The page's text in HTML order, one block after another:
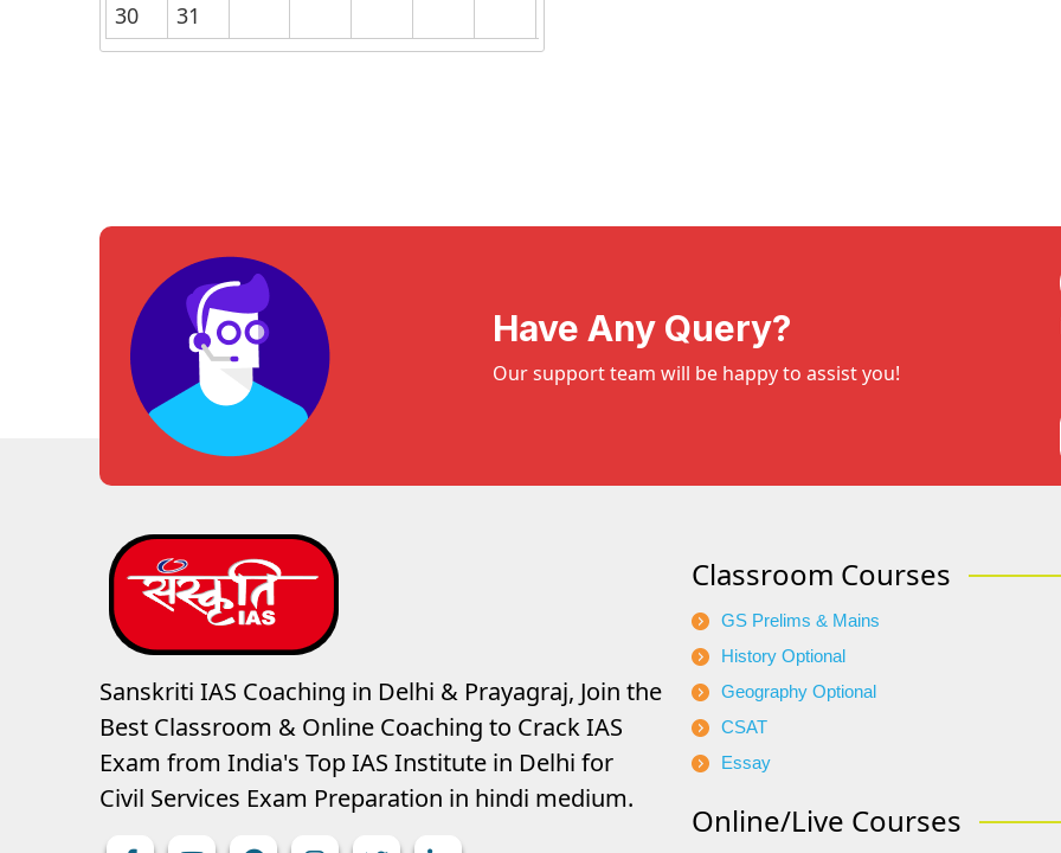
30
31
Have Any Query?
Our support team will be happy to assist you!
Sanskriti IAS Coaching in Delhi & Prayagraj, Join the
Best Classroom & Online Coaching to Crack IAS
Exam from India's Top IAS Institute in Delhi for
Civil Services Exam Preparation in hindi medium.
Classroom Courses
GS Prelims & Mains
History Optional
Geography Optional
CSAT
Essay
Online/Live Courses